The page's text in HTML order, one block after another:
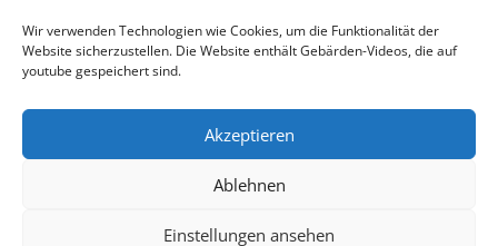
Wir verwenden Technologien wie Cookies, um die Funktionalität der
Website sicherzustellen. Die Website enthält Gebärden-Videos, die auf
youtube gespeichert sind.
Akzeptieren
Ablehnen
Einstellungen ansehen
Informationen zur iPad-Ausleihe
Internate
Kooperationen
Termine
Unterstützung der Inklusion
Vorklasse (Berufliches Gymnasium)